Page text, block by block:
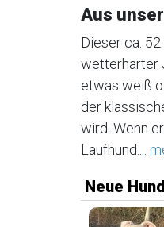
Aus
Dieser ca.
wetterharter
etwas weiß
der
wird. Wenn
Laufhund....
Neue